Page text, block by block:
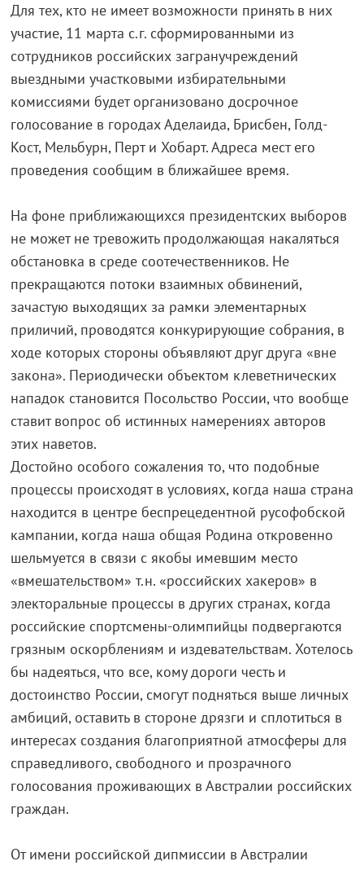
Для тех, кто не имеет возможности принять в них
участие, 11 марта с.г. сформированными из
сотрудников российских загранучреждений
выездными участковыми избирательными
комиссиями будет организовано досрочное
голосование в городах Аделаида, Брисбен, Голд-
Кост, Мельбурн, Перт и Хобарт. Адреса мест его
проведения сообщим в ближайшее время.
На фоне приближающихся президентских выборов
не может не тревожить продолжающая накаляться
обстановка в среде соотечественников. Не
прекращаются потоки взаимных обвинений,
зачастую выходящих за рамки элементарных
приличий, проводятся конкурирующие собрания, в
ходе которых стороны объявляют друг друга «вне
закона». Периодически объектом клеветнических
нападок становится Посольство России, что вообще
ставит вопрос об истинных намерениях авторов
этих наветов.
Достойно особого сожаления то, что подобные
процессы происходят в условиях, когда наша страна
находится в центре беспрецедентной русофобской
кампании, когда наша общая Родина откровенно
шельмуется в связи с якобы имевшим место
«вмешательством» т.н. «российских хакеров» в
электоральные процессы в других странах, когда
российские спортсмены-олимпийцы подвергаются
грязным оскорблениям и издевательствам. Хотелось
бы надеяться, что все, кому дороги честь и
достоинство России, смогут подняться выше личных
амбиций, оставить в стороне дрязги и сплотиться в
интересах создания благоприятной атмосферы для
справедливого, свободного и прозрачного
голосования проживающих в Австралии российских
граждан.
От имени российской дипмиссии в Австралии